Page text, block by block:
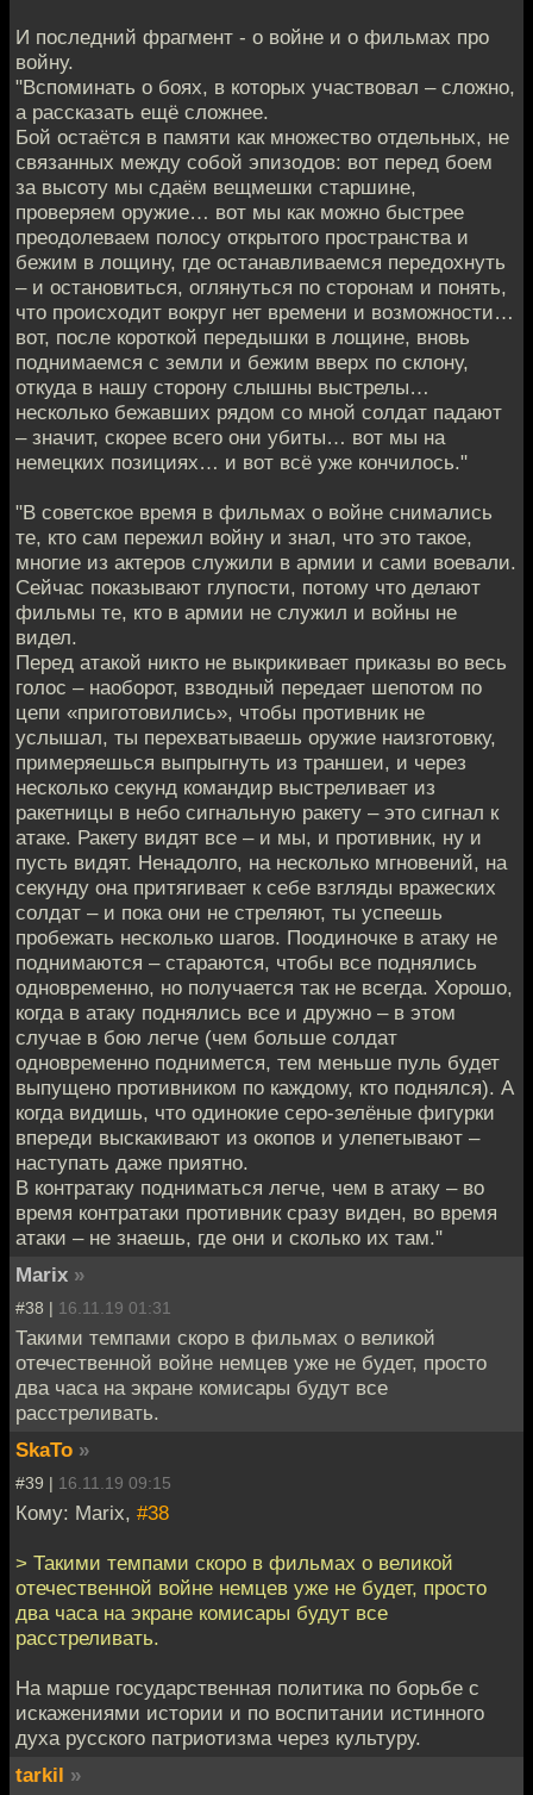
И последний фрагмент - о войне и о фильмах про
войну.
"Вспоминать о боях, в которых участвовал – сложно,
а рассказать ещё сложнее.
Бой остаётся в памяти как множество отдельных, не
связанных между собой эпизодов: вот перед боем
за высоту мы сдаём вещмешки старшине,
проверяем оружие… вот мы как можно быстрее
преодолеваем полосу открытого пространства и
бежим в лощину, где останавливаемся передохнуть
– и остановиться, оглянуться по сторонам и понять,
что происходит вокруг нет времени и возможности…
вот, после короткой передышки в лощине, вновь
поднимаемся с земли и бежим вверх по склону,
откуда в нашу сторону слышны выстрелы…
несколько бежавших рядом со мной солдат падают
– значит, скорее всего они убиты… вот мы на
немецких позициях… и вот всё уже кончилось."
"В советское время в фильмах о войне снимались
те, кто сам пережил войну и знал, что это такое,
многие из актеров служили в армии и сами воевали.
Сейчас показывают глупости, потому что делают
фильмы те, кто в армии не служил и войны не
видел.
Перед атакой никто не выкрикивает приказы во весь
голос – наоборот, взводный передает шепотом по
цепи «приготовились», чтобы противник не
услышал, ты перехватываешь оружие наизготовку,
примеряешься выпрыгнуть из траншеи, и через
несколько секунд командир выстреливает из
ракетницы в небо сигнальную ракету – это сигнал к
атаке. Ракету видят все – и мы, и противник, ну и
пусть видят. Ненадолго, на несколько мгновений, на
секунду она притягивает к себе взгляды вражеских
солдат – и пока они не стреляют, ты успеешь
пробежать несколько шагов. Поодиночке в атаку не
поднимаются – стараются, чтобы все поднялись
одновременно, но получается так не всегда. Хорошо,
когда в атаку поднялись все и дружно – в этом
случае в бою легче (чем больше солдат
одновременно поднимется, тем меньше пуль будет
выпущено противником по каждому, кто поднялся). А
когда видишь, что одинокие серо-зелёные фигурки
впереди выскакивают из окопов и улепетывают –
наступать даже приятно.
В контратаку подниматься легче, чем в атаку – во
время контратаки противник сразу виден, во время
атаки – не знаешь, где они и сколько их там."
Marix »
#38 | 16.11.19 01:31
Такими темпами скоро в фильмах о великой
отечественной войне немцев уже не будет, просто
два часа на экране комисары будут все
расстреливать.
SkaTo »
#39 | 16.11.19 09:15
Кому: Marix, #38
> Такими темпами скоро в фильмах о великой
отечественной войне немцев уже не будет, просто
два часа на экране комисары будут все
расстреливать.
На марше государственная политика по борьбе с
искажениями истории и по воспитании истинного
духа русского патриотизма через культуру.
tarkil »